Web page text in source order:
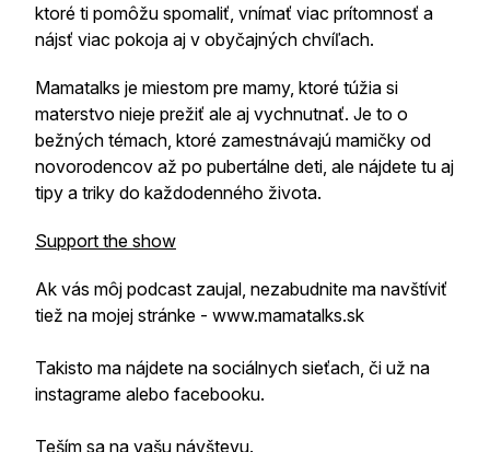
ktoré ti pomôžu spomaliť, vnímať viac prítomnosť a
nájsť viac pokoja aj v obyčajných chvíľach.
Mamatalks je miestom pre mamy, ktoré túžia si
materstvo nieje prežiť ale aj vychnutnať. Je to o
bežných témach, ktoré zamestnávajú mamičky od
novorodencov až po pubertálne deti, ale nájdete tu aj
tipy a triky do každodenného života.
Support the show
Ak vás môj podcast zaujal, nezabudnite ma navštíviť
tiež na mojej stránke - www.mamatalks.sk
Takisto ma nájdete na sociálnych sieťach, či už na
instagrame alebo facebooku.
Teším sa na vašu návštevu.